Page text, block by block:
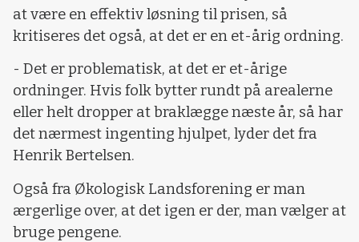
at være en effektiv løsning til prisen, så
kritiseres det også, at det er en et-årig ordning.
- Det er problematisk, at det er et-årige
ordninger. Hvis folk bytter rundt på arealerne
eller helt dropper at braklægge næste år, så har
det nærmest ingenting hjulpet, lyder det fra
Henrik Bertelsen.
Også fra Økologisk Landsforening er man
ærgerlige over, at det igen er der, man vælger at
bruge pengene.